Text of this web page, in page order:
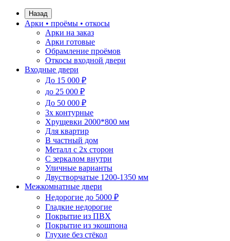
Назад
Арки • проёмы • откосы
Арки на заказ
Арки готовые
Обрамление проёмов
Откосы входной двери
Входные двери
До 15 000 ₽
до 25 000 ₽
До 50 000 ₽
3х контурные
Хрущевки 2000*800 мм
Для квартир
В частный дом
Металл с 2х сторон
С зеркалом внутри
Уличные варианты
Двустворчатые 1200-1350 мм
Межкомнатные двери
Недорогие до 5000 ₽
Гладкие недорогие
Покрытие из ПВХ
Покрытие из экошпона
Глухие без стёкол